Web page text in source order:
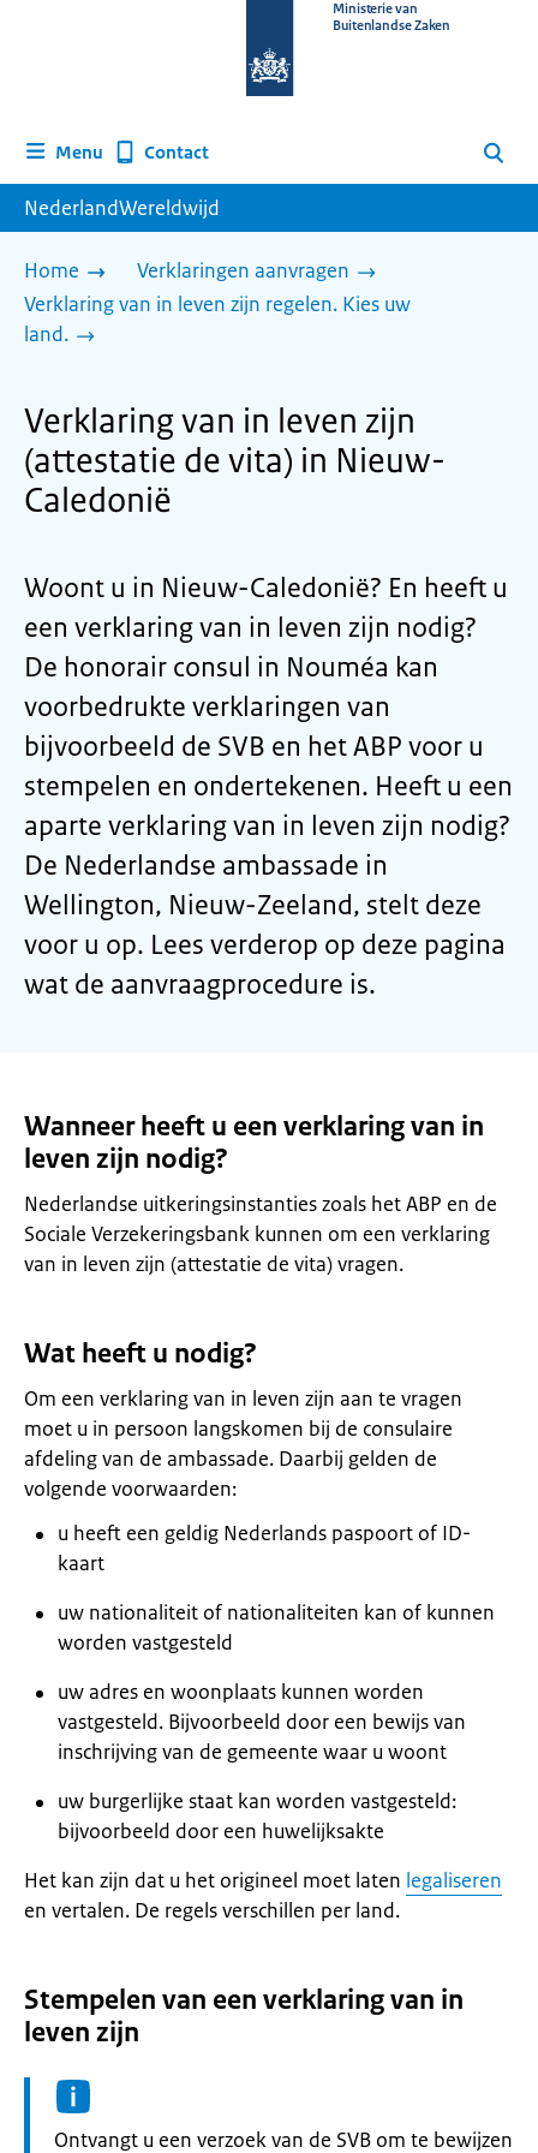
homepage
Ministerie van
Buitenlandse Zaken
Menu Contact Zoeken
NederlandWereldwijd
Home
Verklaringen aanvragen
Verklaring van in leven zijn regelen. Kies uw
land.
Verklaring van in leven zijn
(attestatie de vita) in Nieuw-
Caledonië
Woont u in Nieuw-Caledonië? En heeft u
een verklaring van in leven zijn nodig?
De honorair consul in Nouméa kan
voorbedrukte verklaringen van
bijvoorbeeld de SVB en het ABP voor u
stempelen en ondertekenen. Heeft u een
aparte verklaring van in leven zijn nodig?
De Nederlandse ambassade in
Wellington, Nieuw-Zeeland, stelt deze
voor u op. Lees verderop op deze pagina
wat de aanvraagprocedure is.
Wanneer heeft u een verklaring van in
leven zijn nodig?
Nederlandse uitkeringsinstanties zoals het ABP en de
Sociale Verzekeringsbank kunnen om een verklaring
van in leven zijn (attestatie de vita) vragen.
Wat heeft u nodig?
Om een verklaring van in leven zijn aan te vragen
moet u in persoon langskomen bij de consulaire
afdeling van de ambassade. Daarbij gelden de
volgende voorwaarden:
u heeft een geldig Nederlands paspoort of ID-
kaart
uw nationaliteit of nationaliteiten kan of kunnen
worden vastgesteld
uw adres en woonplaats kunnen worden
vastgesteld. Bijvoorbeeld door een bewijs van
inschrijving van de gemeente waar u woont
uw burgerlijke staat kan worden vastgesteld:
bijvoorbeeld door een huwelijksakte
Het kan zijn dat u het origineel moet laten legaliseren
en vertalen. De regels verschillen per land.
Stempelen van een verklaring van in
leven zijn
Informatie:
Ontvangt u een verzoek van de SVB om te bewijzen